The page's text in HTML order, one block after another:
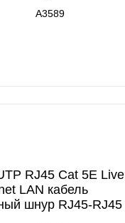
A3589
RJ45 Cat 5E Live
LAN кабель
шнур RJ45-RJ45